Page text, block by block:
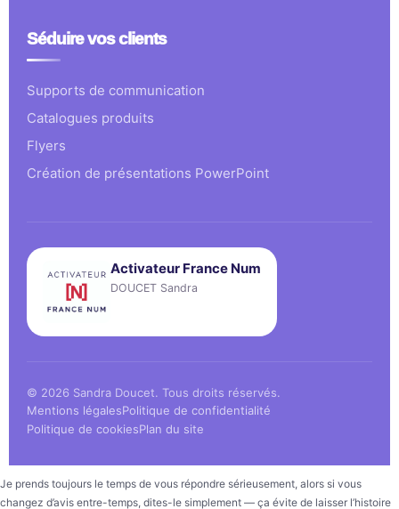
Séduire vos clients
Supports de communication
Catalogues produits
Flyers
Création de présentations PowerPoint
Activateur France Num
DOUCET Sandra
© 2026 Sandra Doucet. Tous droits réservés.
Mentions légalesPolitique de confidentialité
Politique de cookiesPlan du site
Je prends toujours le temps de vous répondre sérieusement, alors si vous
changez d’avis entre-temps, dites-le simplement — ça évite de laisser l’histoire